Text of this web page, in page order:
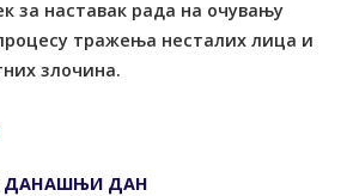
за наставак рада на очувању
тражења несталих лица и
ДАНАШЊИ ДАН